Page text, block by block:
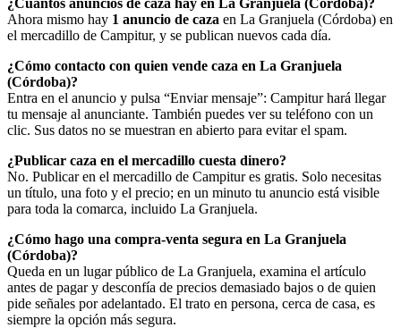
Ahora mismo hay 1 anuncio de caza en La Granjuela (Córdoba) en
el mercadillo de Campitur, y se publican nuevos cada día.
¿Cómo contacto con quien vende caza en La Granjuela
(Córdoba)?
Entra en el anuncio y pulsa “Enviar mensaje”: Campitur hará llegar
tu mensaje al anunciante. También puedes ver su teléfono con un
clic. Sus datos no se muestran en abierto para evitar el spam.
¿Publicar caza en el mercadillo cuesta dinero?
No. Publicar en el mercadillo de Campitur es gratis. Solo necesitas
un título, una foto y el precio; en un minuto tu anuncio está visible
para toda la comarca, incluido La Granjuela.
¿Cómo hago una compra-venta segura en La Granjuela
(Córdoba)?
Queda en un lugar público de La Granjuela, examina el artículo
antes de pagar y desconfía de precios demasiado bajos o de quien
pide señales por adelantado. El trato en persona, cerca de casa, es
siempre la opción más segura.